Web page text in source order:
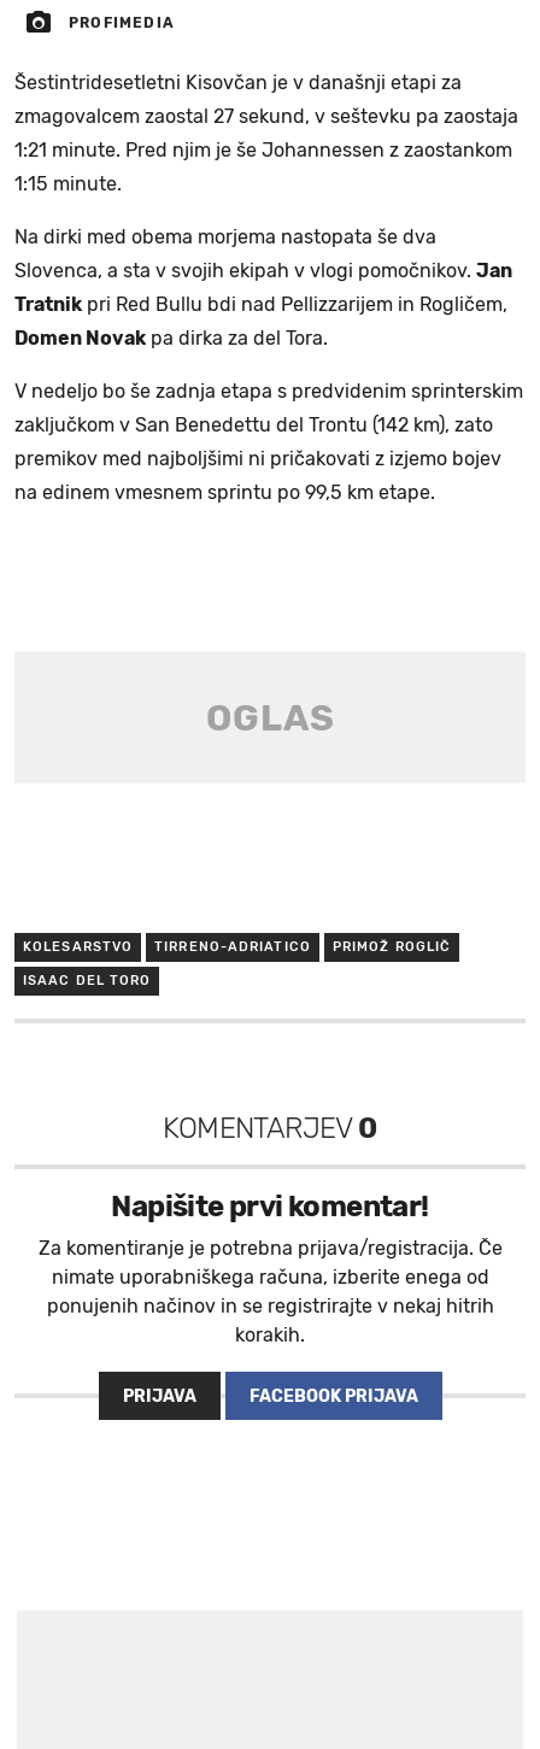
PROFIMEDIA
Šestintridesetletni Kisovčan je v današnji etapi za
zmagovalcem zaostal 27 sekund, v seštevku pa zaostaja
1:21 minute. Pred njim je še Johannessen z zaostankom
1:15 minute.
Na dirki med obema morjema nastopata še dva
Slovenca, a sta v svojih ekipah v vlogi pomočnikov. Jan
Tratnikpri Red Bullu bdi nad Pellizzarijem in Rogličem,
Domen Novakpa dirka za del Tora.
V nedeljo bo še zadnja etapa s predvidenim sprinterskim
zaključkom v San Benedettu del Trontu (142 km), zato
premikov med najboljšimi ni pričakovati z izjemo bojev
na edinem vmesnem sprintu po 99,5 km etape.
KOLESARSTVO TIRRENO-ADRIATICO PRIMOŽ ROGLIČ
ISAAC DEL TORO
KOMENTARJEV0
Napišite prvi komentar!
Za komentiranje je potrebna prijava/registracija. Če
nimate uporabniškega računa, izberite enega od
ponujenih načinov in se registrirajte v nekaj hitrih
korakih.
PRIJAVA FACEBOOK PRIJAVA